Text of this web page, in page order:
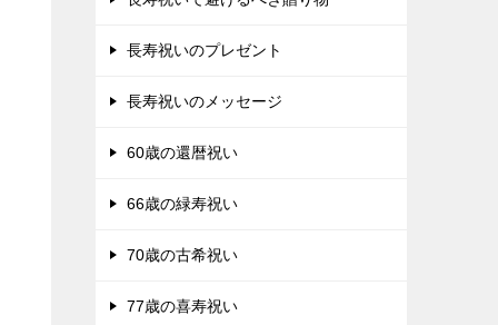
長寿祝いのプレゼント
長寿祝いのメッセージ
60歳の還暦祝い
66歳の緑寿祝い
70歳の古希祝い
77歳の喜寿祝い